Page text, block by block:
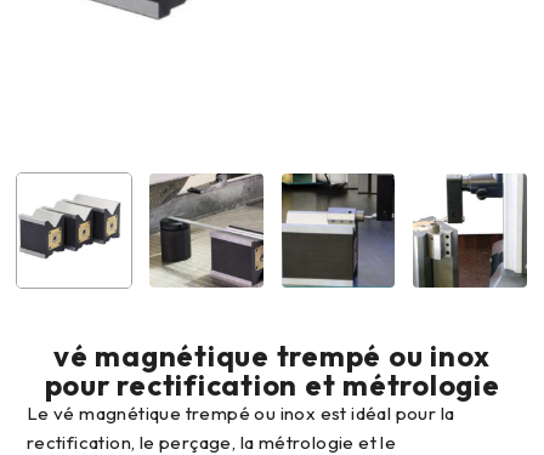
vé magnétique trempé ou inox
pour rectification et métrologie
Le vé magnétique trempé ou inox est idéal pour la
rectification, le perçage, la métrologie et le